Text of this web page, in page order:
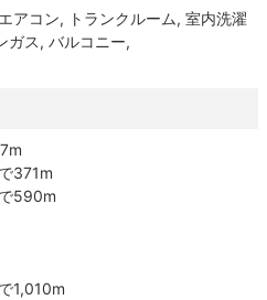
アコン, トランクルーム, 室内洗濯
ガス, バルコニー,
371m
590m
1,010m